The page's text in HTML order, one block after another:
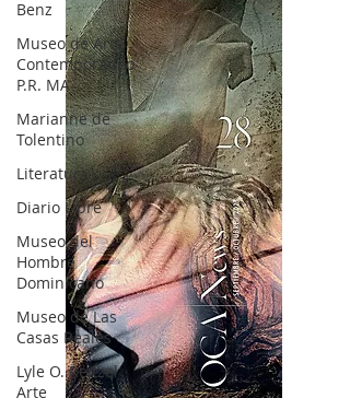
Benz
Museo de Arte
Contemporáneo
P.R. MA
Marianne de
Tolentino
Literatura
Diario Libre
Museo del
Hombre
Dominicano
Museo de Las
Casas Reales
Lyle O. Reitzel
Arte